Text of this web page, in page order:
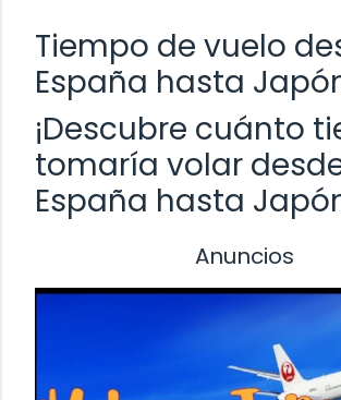
Tiempo de vuelo
España hasta
¡Descubre cuánto
tomaría volar
España hasta
Anuncios